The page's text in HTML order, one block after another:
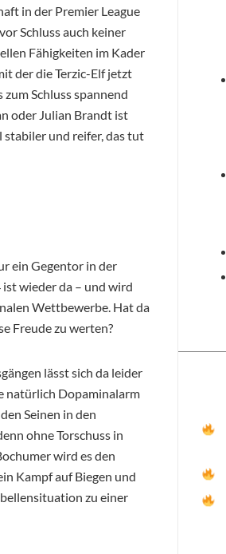
in der Premier League
Schluss auch keiner
Fähigkeiten im Kader
der die Terzic-Elf jetzt
Schluss spannend
oder Julian Brandt ist
und reifer, das tut
ein Gegentor in der
wieder da – und wird
Wettbewerbe. Hat da
Freude zu werten?
lässt sich da leider
natürlich Dopaminalarm
Seinen in den
ohne Torschuss in
wird es den
Kampf auf Biegen und
zu einer